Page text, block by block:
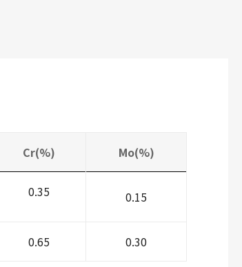
Cr(%) Mo(%)
0.35 0.15
0.65 0.30